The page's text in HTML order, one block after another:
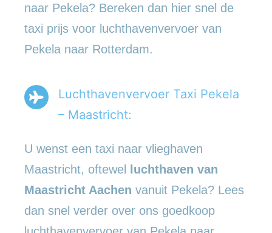
naar Pekela? Bereken dan hier snel de
taxi prijs voor luchthavenvervoer van
Pekela naar Rotterdam.
Luchthavenvervoer Taxi Pekela
– Maastricht:
U wenst een taxi naar vlieghaven
Maastricht, oftewel
luchthaven van
Maastricht Aachen vanuit Pekela? Lees
dan snel verder over ons goedkoop